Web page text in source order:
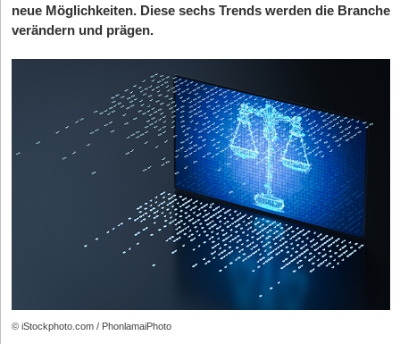
neue Möglichkeiten. Diese sechs Trends werden die Branche
verändern und prägen.
© iStockphoto.com / PhonlamaiPhoto